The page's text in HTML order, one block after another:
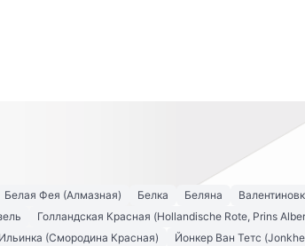
Белая Фея (Алмазная) Белка Беляна
Голландская Красная (Hollandische Rote, Prins
Ильинка (Смородина Красная)
Йонкер Ван Тетс